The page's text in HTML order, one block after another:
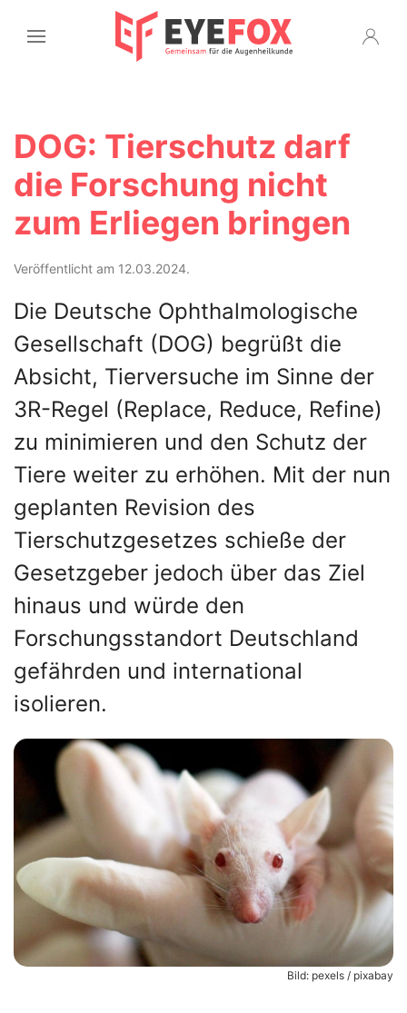
DOG: Tierschutz darf
die Forschung nicht
zum Erliegen bringen
Veröffentlicht am 12.03.2024.
Die Deutsche Ophthalmologische
Gesellschaft (DOG) begrüßt die
Absicht, Tierversuche im Sinne der
3R-Regel (Replace, Reduce, Refine)
zu minimieren und den Schutz der
Tiere weiter zu erhöhen. Mit der nun
geplanten Revision des
Tierschutzgesetzes schieße der
Gesetzgeber jedoch über das Ziel
hinaus und würde den
Forschungsstandort Deutschland
gefährden und international
isolieren.
Bild: pexels / pixabay